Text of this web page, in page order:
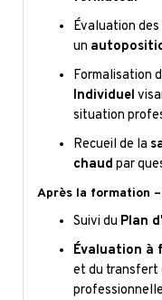
Évaluation
un
Formalisation
Individuel
situation
Recueil de la
chaud par
Après la formation
Suivi du Plan
Évaluation à
et du transfert